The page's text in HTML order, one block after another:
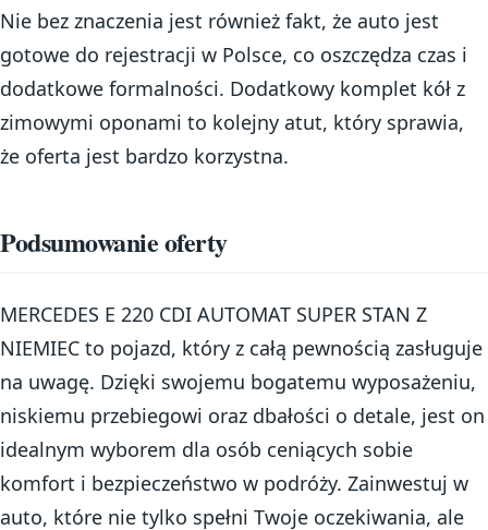
Nie bez znaczenia jest również fakt, że auto jest
gotowe do rejestracji w Polsce, co oszczędza czas i
dodatkowe formalności. Dodatkowy komplet kół z
zimowymi oponami to kolejny atut, który sprawia,
że oferta jest bardzo korzystna.
Podsumowanie oferty
MERCEDES E 220 CDI AUTOMAT SUPER STAN Z
NIEMIEC to pojazd, który z całą pewnością zasługuje
na uwagę. Dzięki swojemu bogatemu wyposażeniu,
niskiemu przebiegowi oraz dbałości o detale, jest on
idealnym wyborem dla osób ceniących sobie
komfort i bezpieczeństwo w podróży. Zainwestuj w
auto, które nie tylko spełni Twoje oczekiwania, ale